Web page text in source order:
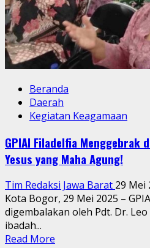
Beranda
Daerah
Kegiatan Keagamaan
GPIAI Filadelfia Menggebrak
Yesus yang Maha Agung!
Tim Redaksi Jawa Barat 29 Mei
Kota Bogor, 29 Mei 2025 –
digembalakan oleh Pdt. Dr.
ibadah...
Read More